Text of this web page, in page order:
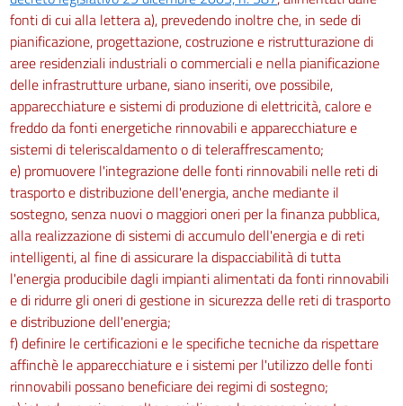
fonti di cui alla lettera a), prevedendo inoltre che, in sede di
pianificazione, progettazione, costruzione e ristrutturazione di
aree residenziali industriali o commerciali e nella pianificazione
delle infrastrutture urbane, siano inseriti, ove possibile,
apparecchiature e sistemi di produzione di elettricità, calore e
freddo da fonti energetiche rinnovabili e apparecchiature e
sistemi di teleriscaldamento o di teleraffrescamento;
e) promuovere l'integrazione delle fonti rinnovabili nelle reti di
trasporto e distribuzione dell'energia, anche mediante il
sostegno, senza nuovi o maggiori oneri per la finanza pubblica,
alla realizzazione di sistemi di accumulo dell'energia e di reti
intelligenti, al fine di assicurare la dispacciabilità di tutta
l'energia producibile dagli impianti alimentati da fonti rinnovabili
e di ridurre gli oneri di gestione in sicurezza delle reti di trasporto
e distribuzione dell'energia;
f) definire le certificazioni e le specifiche tecniche da rispettare
affinchè le apparecchiature e i sistemi per l'utilizzo delle fonti
rinnovabili possano beneficiare dei regimi di sostegno;